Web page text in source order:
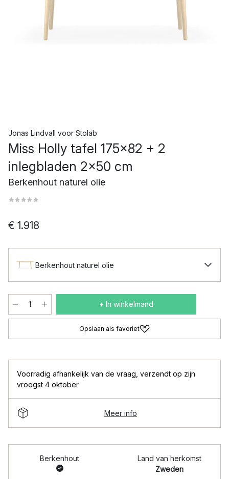
Jonas Lindvall voor Stolab
Miss Holly tafel 175x82 + 2
inlegbladen 2x50 cm
Berkenhout naturel olie
€ 1.918
Berkenhout naturel olie
+ In winkelmand
Opslaan als favoriet
Voorradig afhankelijk van de vraag verzendt op zijn
vroegst 4 oktober
Meer info
Berkenhout
Land van herkomst
Zweden